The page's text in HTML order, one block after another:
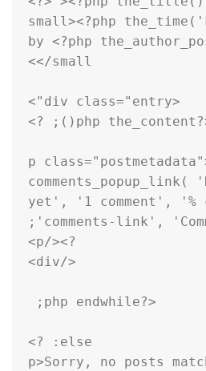
<small><?php
by <?php
comments_popup_link(
yet', '1 comment', '%
<p>Sorry, no posts